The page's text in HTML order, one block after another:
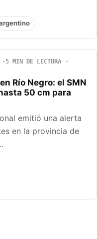
5 MIN DE LECTURA
Río Negro: el SMN
50 cm para
emitió una alerta
en la provincia de